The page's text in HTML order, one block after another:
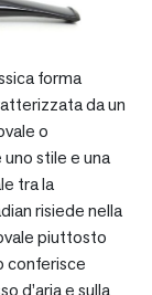
forma
da un
o
stile e una
tra la
risiede nella
piuttosto
conferisce
d’aria e sulla